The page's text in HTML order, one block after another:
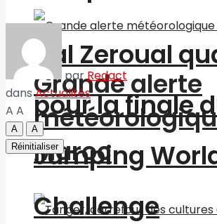
Grande alerte
Maroc
Nal Zeroual
pour la finale
Jumping
Challenge
parRedact
dans Actualités
A A
A
A
Réinitialiser